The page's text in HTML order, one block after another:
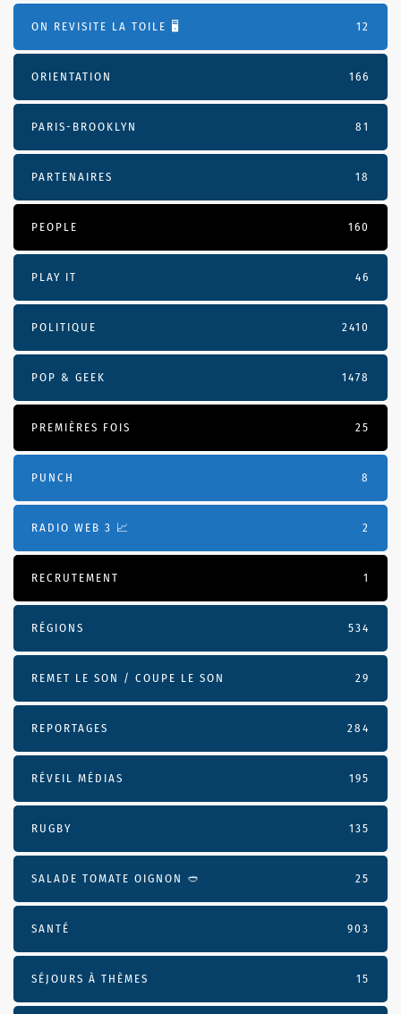
ON REVISITE LA TOILE 🖥️ 12
ORIENTATION 166
PARIS-BROOKLYN 81
PARTENAIRES 18
PEOPLE 160
PLAY IT 46
POLITIQUE 2410
POP & GEEK 1478
PREMIÈRES FOIS 25
PUNCH 8
RADIO WEB 3 📈 2
RECRUTEMENT 1
RÉGIONS 534
REMET LE SON / COUPE LE SON 29
REPORTAGES 284
RÉVEIL MÉDIAS 195
RUGBY 135
SALADE TOMATE OIGNON 🥙 25
SANTÉ 903
SÉJOURS À THÈMES 15